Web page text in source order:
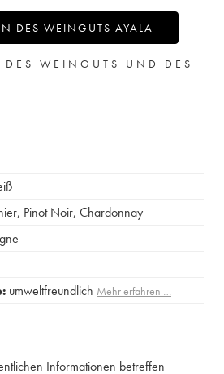
DES WEINGUTS AYALA
DES WEINGUTS UND DES
, Pinot Noir, Chardonnay
umweltfreundlich Mehr erfahren …
Informationen betreffen